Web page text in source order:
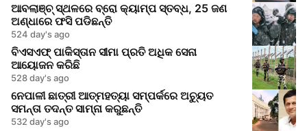
ଆବଲାଞ୍ଚ୍ ସ୍ଥଳରେ ବ୍ରୋ କ୍ୟାମ୍ପ ସ୍ତବ୍ଧ, 25 ଜଣ
ଅଣ୍ଧାରେ ଫସି ପଡିଛନ୍ତି
524 day's ago
ବିଏସଏଫ୍ ପାକିସ୍ତାନ ସୀମା ପ୍ରତି ଅଧିକ ସେନା
ଆୟୋଜନ କରିଛି
528 day's ago
ନେପାଳୀ ଛାତ୍ରୀ ଆତ୍ମହତ୍ୟା ସମ୍ପର୍କରେ ଅଚ୍ୟୁତ
ସମନ୍ତା ତଦନ୍ତ ସାମ୍ନା କରୁଛନ୍ତି
532 day's ago